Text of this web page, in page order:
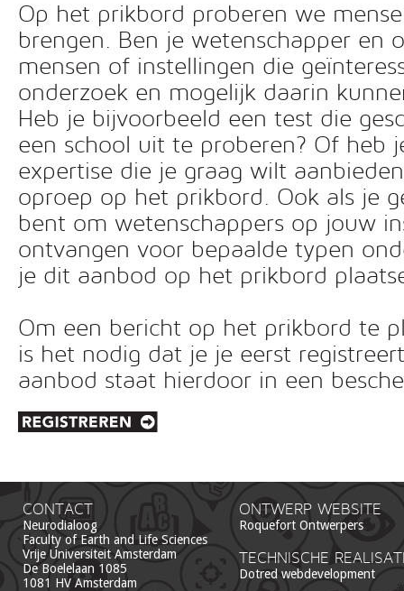
Op het prikbord proberen we
brengen. Ben je wetenschapper en
mensen of instellingen die
onderzoek en mogelijk daarin
Heb je bijvoorbeeld een test die
een school uit te proberen? Of heb
expertise die je graag wilt
oproep op het prikbord. Ook als je
bent om wetenschappers op jouw
ontvangen voor bepaalde typen
je dit aanbod op het prikbord
Om een bericht op het prikbord te
is het nodig dat je je eerst
aanbod staat hierdoor in een
CONTACT
Neurodialoog
Faculty of Earth and Life Sciences
Vrije Universiteit Amsterdam
De Boelelaan 1085
1081 HV Amsterdam
ONTWERP WEBSITE
Roquefort Ontwerpers
TECHNISCHE
Dotred webdevelopment